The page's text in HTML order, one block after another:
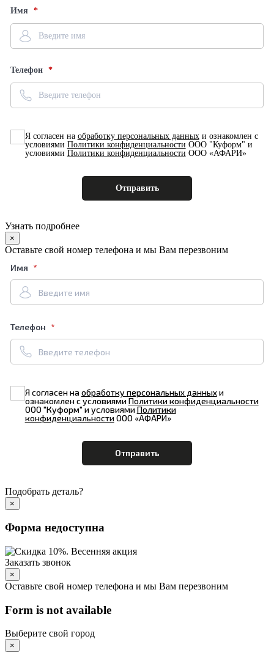
Имя
Телефон
Я согласен на обработку персональных данныхи ознакомлен с
условиями Политики конфиденциальности ООО "Куформ" и
условиями Политики конфиденциальности ООО «АФАРИ»
Узнать подробнее
×
Оставьте свой номер телефона и мы Вам перезвоним
Имя
Телефон
Я согласен наобработку персональных данныхи
ознакомлен с условиямиПолитики конфиденциальности
ООО "Куформ" и условиямиПолитики
конфиденциальностиООО «АФАРИ»
Подобрать деталь?
×
Форма недоступна
Заказать звонок
×
Оставьте свой номер телефона и мы Вам перезвоним
Form is not available
Выберите свой город
×